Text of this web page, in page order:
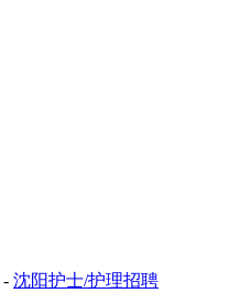
- 沈阳护士/护理招聘